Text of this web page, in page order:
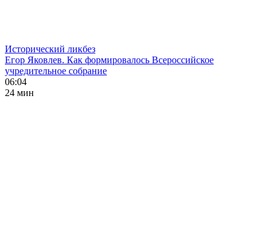
Исторический ликбез
Егор Яковлев. Как формировалось Всероссийское
учредительное собрание
06:04
24 мин